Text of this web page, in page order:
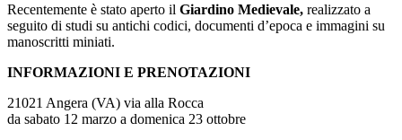
Recentemente è stato aperto il Giardino Medievale, realizzato a
seguito di studi su antichi codici, documenti d’epoca e immagini su
manoscritti miniati.
INFORMAZIONI E PRENOTAZIONI
21021 Angera (VA) via alla Rocca
da sabato 12 marzo a domenica 23 ottobre